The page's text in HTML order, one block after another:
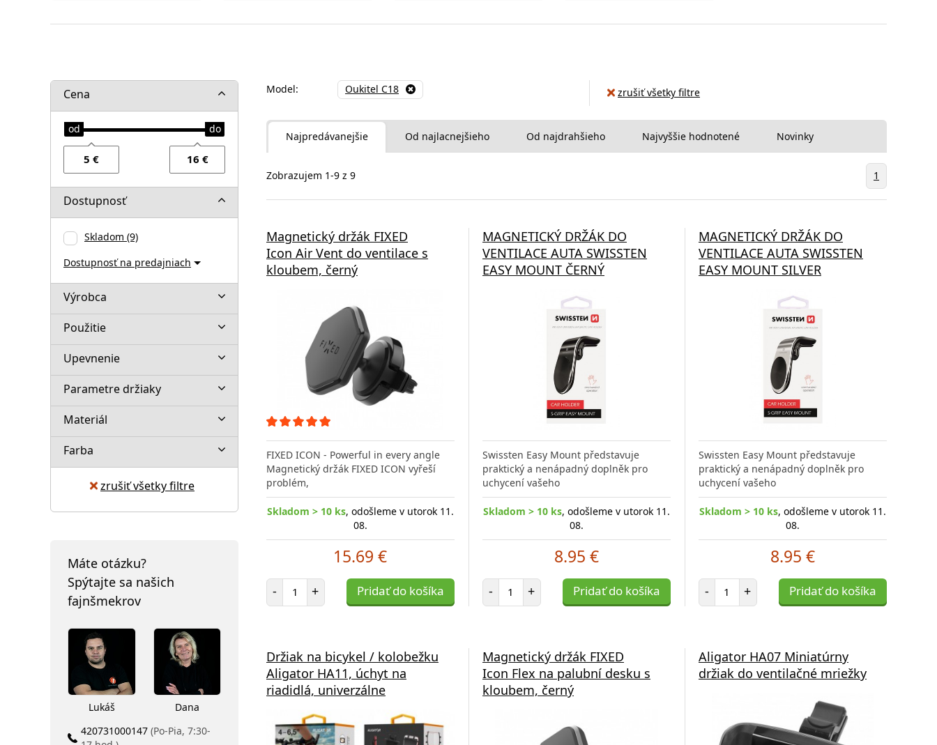
Cena
Dostupnosť
Skladom (9)
Dostupnosť na predajniach
Výrobca
Použitie
Upevnenie
Parametre držiaky
Materiál
Farba
zrušiť všetky filtre
Máte otázku?
Spýtajte sa našich
fajnšmekrov
Lukáš
Dana
420731000147 (Po-Pia, 7:30-
Model: Oukitel C18 zrušiť všetky filtre
Najpredávanejšie Od najlacnejšieho Od najdrahšieho Najvyššie hodnotené Novinky
Zobrazujem 1-9 z 9 1
Magnetický držák FIXED
Icon Air Vent do ventilace s
kloubem, černý
FIXED ICON - Powerful in every angle
Magnetický držák FIXED ICON vyřeší
problém,
Skladom > 10 ks, odošleme v utorok 11.
08.
15.69 €
- Počet položiek
+ Pridať do košíka
MAGNETICKÝ DRŽÁK DO
VENTILACE AUTA SWISSTEN
EASY MOUNT ČERNÝ
Swissten Easy Mount představuje
praktický a nenápadný doplněk pro
uchycení vašeho
Skladom > 10 ks, odošleme v utorok 11.
08.
8.95 €
- Počet položiek
+ Pridať do košíka
MAGNETICKÝ DRŽÁK DO
VENTILACE AUTA SWISSTEN
EASY MOUNT SILVER
Swissten Easy Mount představuje
praktický a nenápadný doplněk pro
uchycení vašeho
Skladom > 10 ks, odošleme v utorok 11.
08.
8.95 €
- Počet položiek
+ Pridať do košíka
Držiak na bicykel / kolobežku
Aligator HA11, úchyt na
riadidlá, univerzálne
Magnetický držák FIXED
Icon Flex na palubní desku s
kloubem, černý
Aligator HA07 Miniatúrny
držiak do ventilačné mriežky